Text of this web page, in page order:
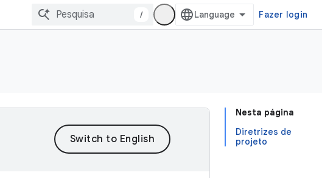
/ Fazer login
Nesta página
Diretrizes de
projeto